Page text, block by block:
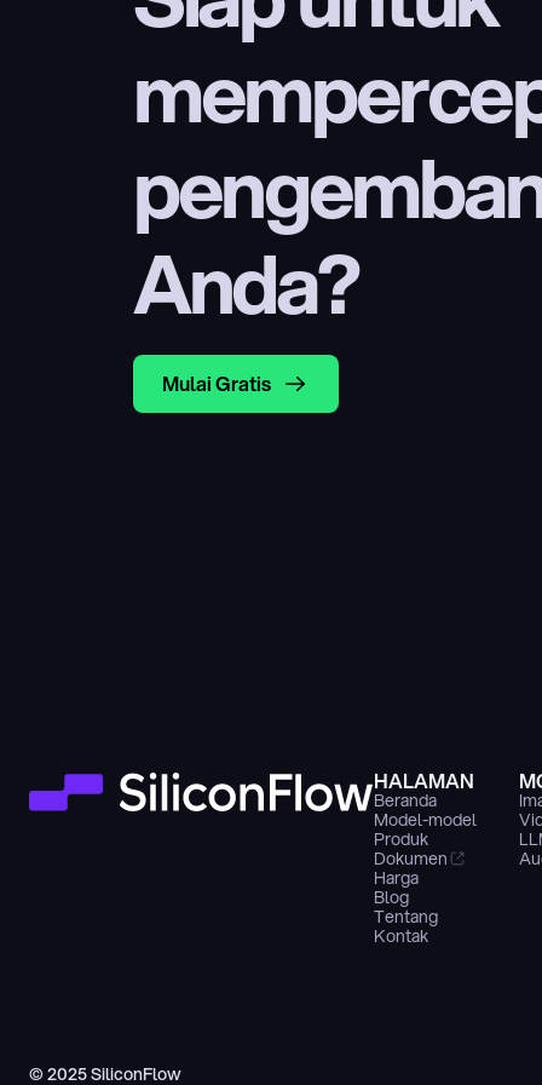
Anda?
Mulai Gratis
HALAMAN
Beranda
Model-model
Produk
Dokumen
Harga
Blog
Tentang
Kontak
© 2025 SiliconFlow